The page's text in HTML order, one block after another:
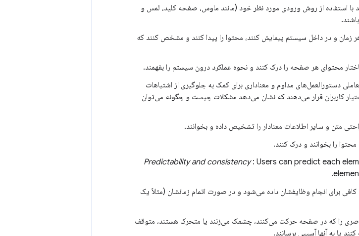
با استفاده از روش ورودی مورد نظر خود (مانند ماوس، صفحه کلید، لمس و
هر زمان و در داخل سیستم پیمایش کنند، محتوا را پیدا کنند و مشخص کنند که
محتوای هر صفحه را درک کنند و نحوه عملکرد درون سیستم را بفهمند.
دستورالعمل‌های مداوم و معناداری برای کمک به جلوگیری از اشتباهات
کاربران قرار می‌دهند که نشان می‌دهد مشکلات چیست و چگونه می‌توان
متن و سایر اطلاعات معنادار را تشخیص داده و بخوانند.
محتوا را بخوانند و درک کنند.
Predictability and consistency: Users can predict each
کافی برای انجام وظایفشان داده می‌شود و در صورت اتمام زمانشان (مثلاً یک
را که در صفحه حرکت می‌کنند، چشمک می‌زنند یا متحرک هستند، متوقف
یا به آنها آسیبی برسانند.